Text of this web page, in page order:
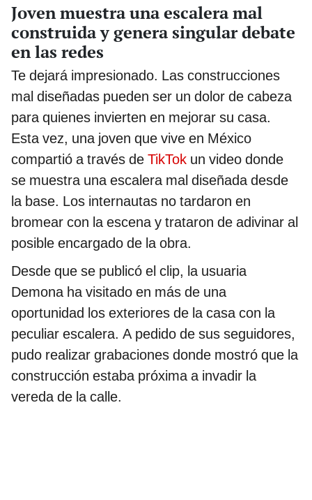
Joven muestra una escalera mal
construida y genera singular debate
en las redes
Te dejará impresionado. Las construcciones
mal diseñadas pueden ser un dolor de cabeza
para quienes invierten en mejorar su casa.
Esta vez, una joven que vive en México
compartió a través de TikTok un video donde
se muestra una escalera mal diseñada desde
la base. Los internautas no tardaron en
bromear con la escena y trataron de adivinar al
posible encargado de la obra.
Desde que se publicó el clip, la usuaria
Demona ha visitado en más de una
oportunidad los exteriores de la casa con la
peculiar escalera. A pedido de sus seguidores,
pudo realizar grabaciones donde mostró que la
construcción estaba próxima a invadir la
vereda de la calle.